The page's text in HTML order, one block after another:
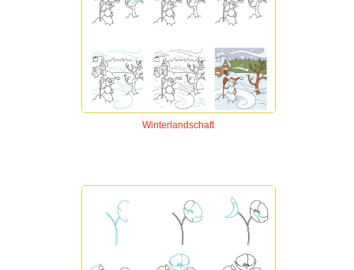
Winterlandschaft